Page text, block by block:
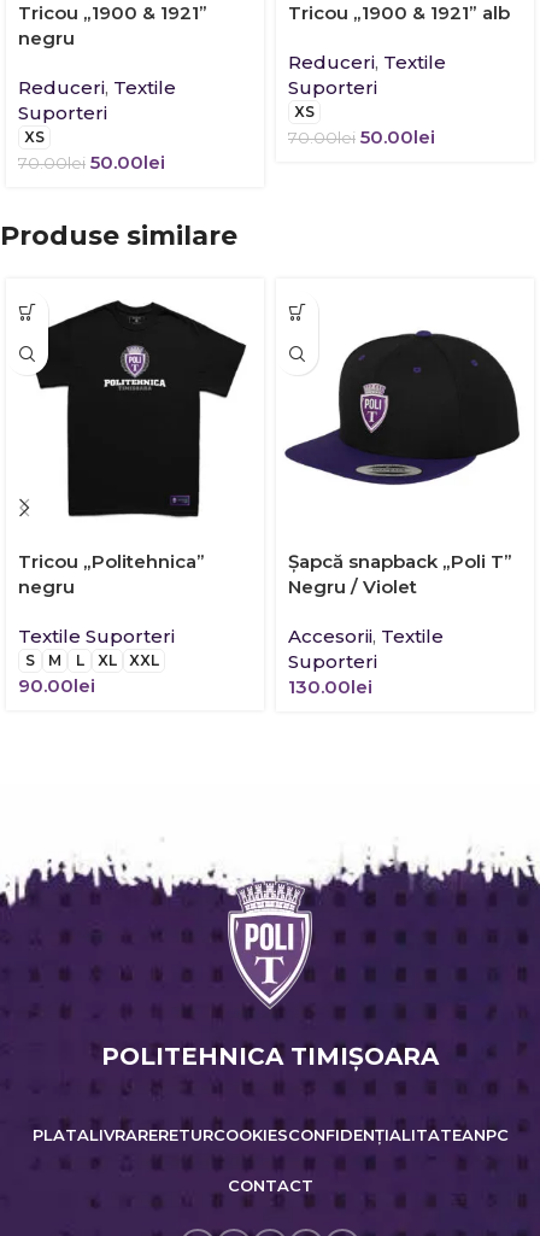
Tricou „1900 & 1921”
negru
Reduceri, Textile
Suporteri
XS
70.00lei 50.00lei
Tricou „1900 & 1921” alb
Reduceri, Textile
Suporteri
XS
70.00lei 50.00lei
Produse similare
Tricou „Politehnica”
negru
Textile Suporteri
S M L XL XXL
90.00lei
Şapcă snapback „Poli T”
Negru / Violet
Accesorii, Textile
Suporteri
130.00lei
POLITEHNICA TIMIŞOARA
PLATALIVRARERETURCOOKIESCONFIDENȚIALITATEANPC
CONTACT